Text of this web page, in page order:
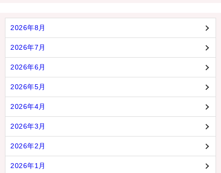
2026年8月
2026年7月
2026年6月
2026年5月
2026年4月
2026年3月
2026年2月
2026年1月